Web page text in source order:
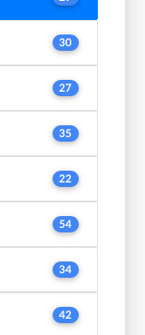
30
27
35
22
54
34
42